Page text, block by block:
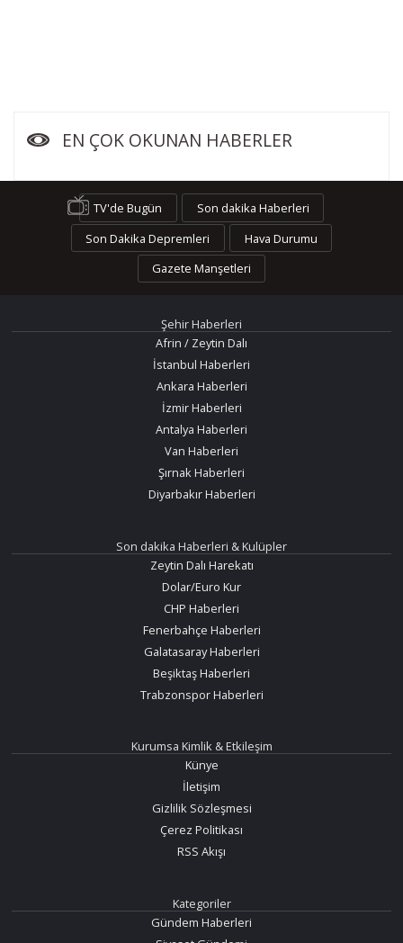
EN ÇOK OKUNAN HABERLER
TV'de Bugün
Son dakika Haberleri
Son Dakika Depremleri
Hava Durumu
Gazete Manşetleri
Şehir Haberleri
Afrin / Zeytin Dalı
İstanbul Haberleri
Ankara Haberleri
İzmir Haberleri
Antalya Haberleri
Van Haberleri
Şırnak Haberleri
Diyarbakır Haberleri
Son dakika Haberleri & Kulüpler
Zeytin Dalı Harekatı
Dolar/Euro Kur
CHP Haberleri
Fenerbahçe Haberleri
Galatasaray Haberleri
Beşiktaş Haberleri
Trabzonspor Haberleri
Kurumsa Kimlik & Etkileşim
Künye
İletişim
Gizlilik Sözleşmesi
Çerez Politikası
RSS Akışı
Kategoriler
Gündem Haberleri